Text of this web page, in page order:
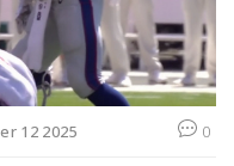
12 2025 0